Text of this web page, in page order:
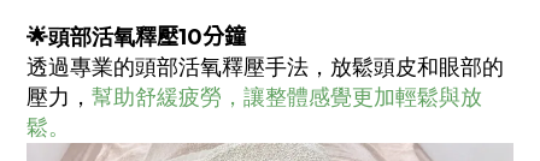
🌟頭部活氧釋壓10分鐘
透過專業的頭部活氧釋壓手法，放鬆頭皮和眼部的
壓力， 幫助舒緩疲勞，讓整體感覺更加輕鬆與放
鬆。